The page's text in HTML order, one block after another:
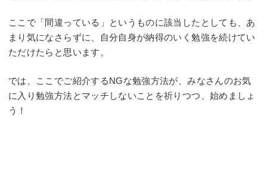
ここで「間違っている」というものに該当したとしても、あ
まり気になさらずに、自分自身が納得のいく勉強を続けてい
ただけたらと思います。
では、ここでご紹介するNGな勉強方法が、みなさんのお気
に入り勉強方法とマッチしないことを祈りつつ、始めましょ
う！